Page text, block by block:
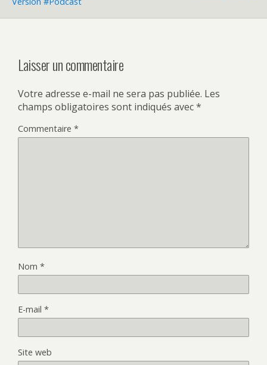
Laisser un commentaire
Votre adresse e-mail ne sera pas publiée. Les
champs obligatoires sont indiqués avec*
Commentaire *
Nom *
E-mail *
Site web